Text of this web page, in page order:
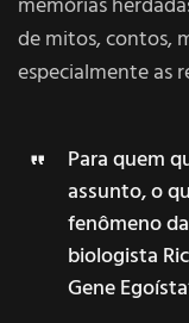
de mitos, contos,
especialmente as
Para quem
assunto, o
fenômeno
biologista
Gene